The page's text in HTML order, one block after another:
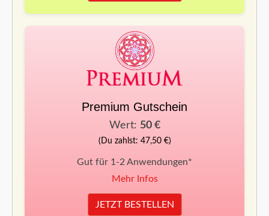
Premium Gutschein
Wert: 50 €
(Du zahlst: 47,50 €)
Gut für 1-2 Anwendungen*
Mehr Infos
JETZT BESTELLEN